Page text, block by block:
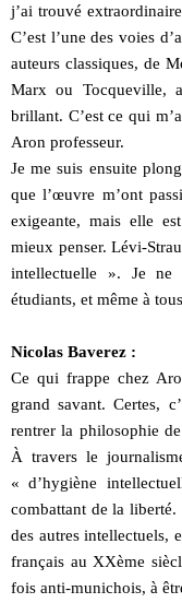
j’ai trouvé
C’est l’une des voies
auteurs classiques, de
Marx ou Tocqueville,
brillant. C’est ce qui
Aron professeur.
Je me suis ensuite
que l’œuvre m’ont
exigeante, mais elle
mieux penser. Lévi-
intellectuelle ». Je
étudiants, et même à
Nicolas Baverez :
Ce qui frappe chez
grand savant. Certes,
rentrer la philosophie
À travers le
« d’hygiène
combattant de la
des autres intellectuels,
français au XXème
fois anti-munichois, à